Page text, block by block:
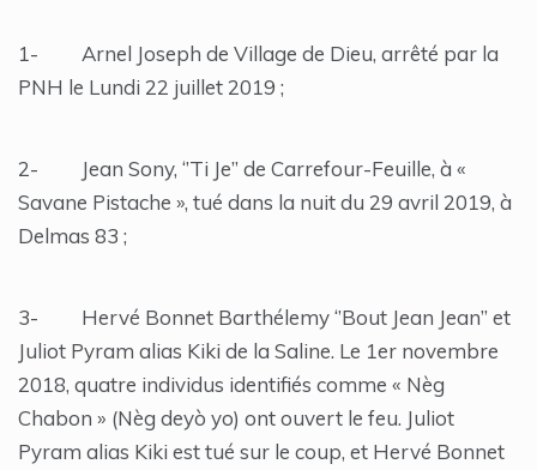
1- Arnel Joseph de Village de Dieu, arrêté par la
PNH le Lundi 22 juillet 2019 ;
2- Jean Sony, ‘’Ti Je’’ de Carrefour-Feuille, à «
Savane Pistache », tué dans la nuit du 29 avril 2019, à
Delmas 83 ;
3- Hervé Bonnet Barthélemy ‘’Bout Jean Jean’’ et
Juliot Pyram alias Kiki de la Saline. Le 1er novembre
2018, quatre individus identifiés comme « Nèg
Chabon » (Nèg deyò yo) ont ouvert le feu. Juliot
Pyram alias Kiki est tué sur le coup, et Hervé Bonnet